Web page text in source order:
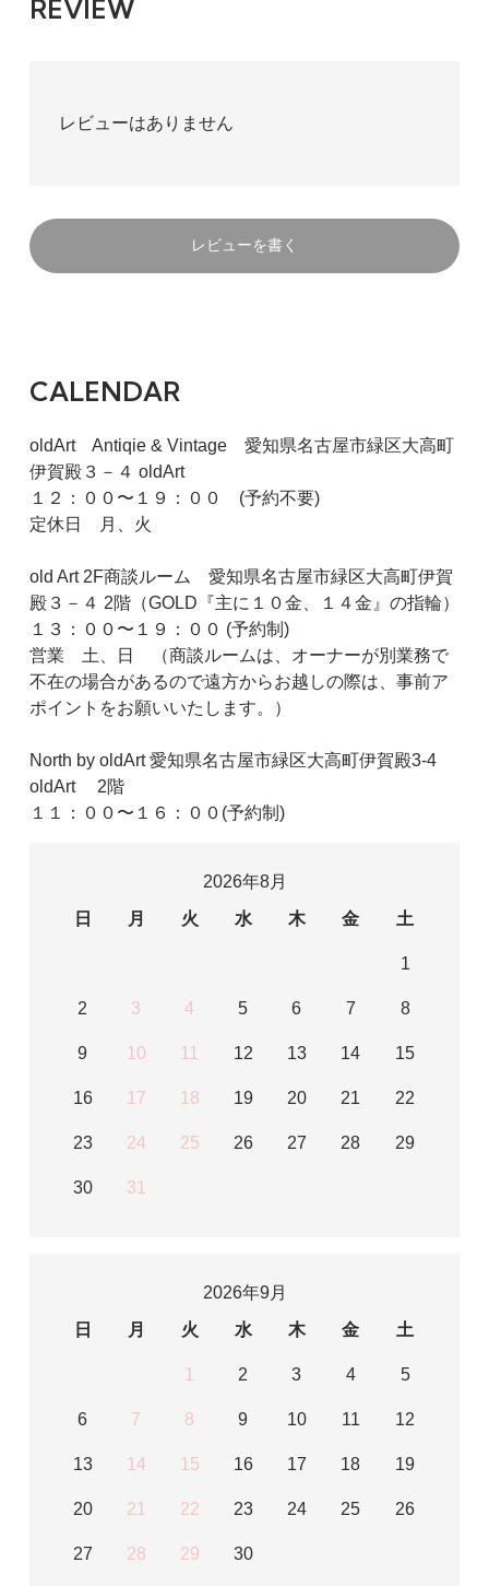
REVIEW
レビューはありません
レビューを書く
CALENDAR
oldArt Antiqie & Vintage 愛知県名古屋市緑区大高町
伊賀殿３－４ oldArt
１２：００〜１９：００ (予約不要)
定休日 月、火
old Art 2F商談ルーム 愛知県名古屋市緑区大高町伊賀
殿３－４ 2階（GOLD『主に１０金、１４金』の指輪）
１３：００〜１９：００ (予約制)
営業 土、日 （商談ルームは、オーナーが別業務で
不在の場合があるので遠方からお越しの際は、事前ア
ポイントをお願いいたします。）
North by oldArt 愛知県名古屋市緑区大高町伊賀殿3-4
oldArt 2階
１１：００〜１６：００(予約制)
2026年8月
日
月 火 水 木 金 土
1
2 3 4 5 6 7 8
9 10 11 12 13 14 15
16 17 18 19 20 21 22
23 24 25 26 27 28 29
30 31
2026年9月
日
月 火 水 木 金 土
1 2 3 4 5
6 7 8 9 10 11 12
13 14 15 16 17 18 19
20 21 22 23 24 25 26
27 28 29 30